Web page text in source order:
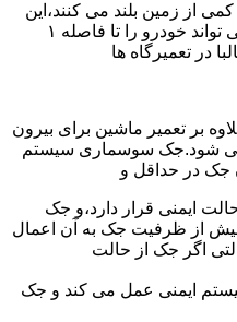
از زمین بلند می کنند،این
درحالی است که جک سوسماری می تواند خودرو را تا فاصله ۱
در تعمیرگاه ها
بر تعمیر ماشین برای بیرون
می شود.جک سوسماری سیستم
جک در حداقل و
حالت ایمنی قرار دارد،و جک
از ظرفیت جک به آن اعمال
اگر جک از حالت
ایمنی عمل می کند و جک